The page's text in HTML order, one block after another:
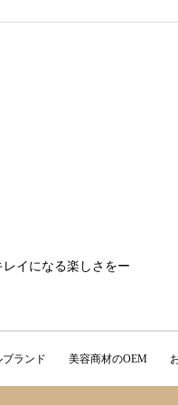
イになる楽しさをー
ランド 美容商材のOEM